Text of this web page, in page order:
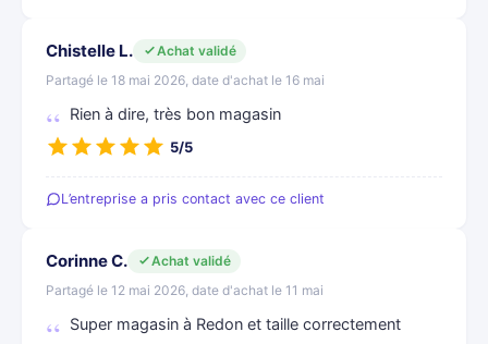
Chistelle L.
Achat validé
Partagé le 18 mai 2026, date d'achat le 16 mai
Rien à dire, très bon magasin
5/5
L’entreprise a pris contact avec ce client
Corinne C.
Achat validé
Partagé le 12 mai 2026, date d'achat le 11 mai
Super magasin à Redon et taille correctement